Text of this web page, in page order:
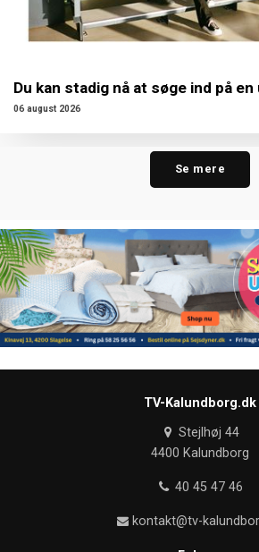
Du kan stadig nå at søge ind på
06 august 2026
Se mere
TV-Kalundborg.dk
Stejlhøj 44
4400 Kalundborg
40 45 47 46
kontakt@tv-